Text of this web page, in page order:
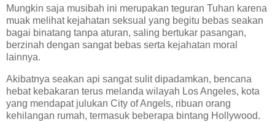
Mungkin saja musibah ini merupakan teguran Tuhan karena
muak melihat kejahatan seksual yang begitu bebas seakan
bagai binatang tanpa aturan, saling bertukar pasangan,
berzinah dengan sangat bebas serta kejahatan moral
lainnya.
Akibatnya seakan api sangat sulit dipadamkan, bencana
hebat kebakaran terus melanda wilayah Los Angeles, kota
yang mendapat julukan City of Angels, ribuan orang
kehilangan rumah, termasuk beberapa bintang Hollywood.